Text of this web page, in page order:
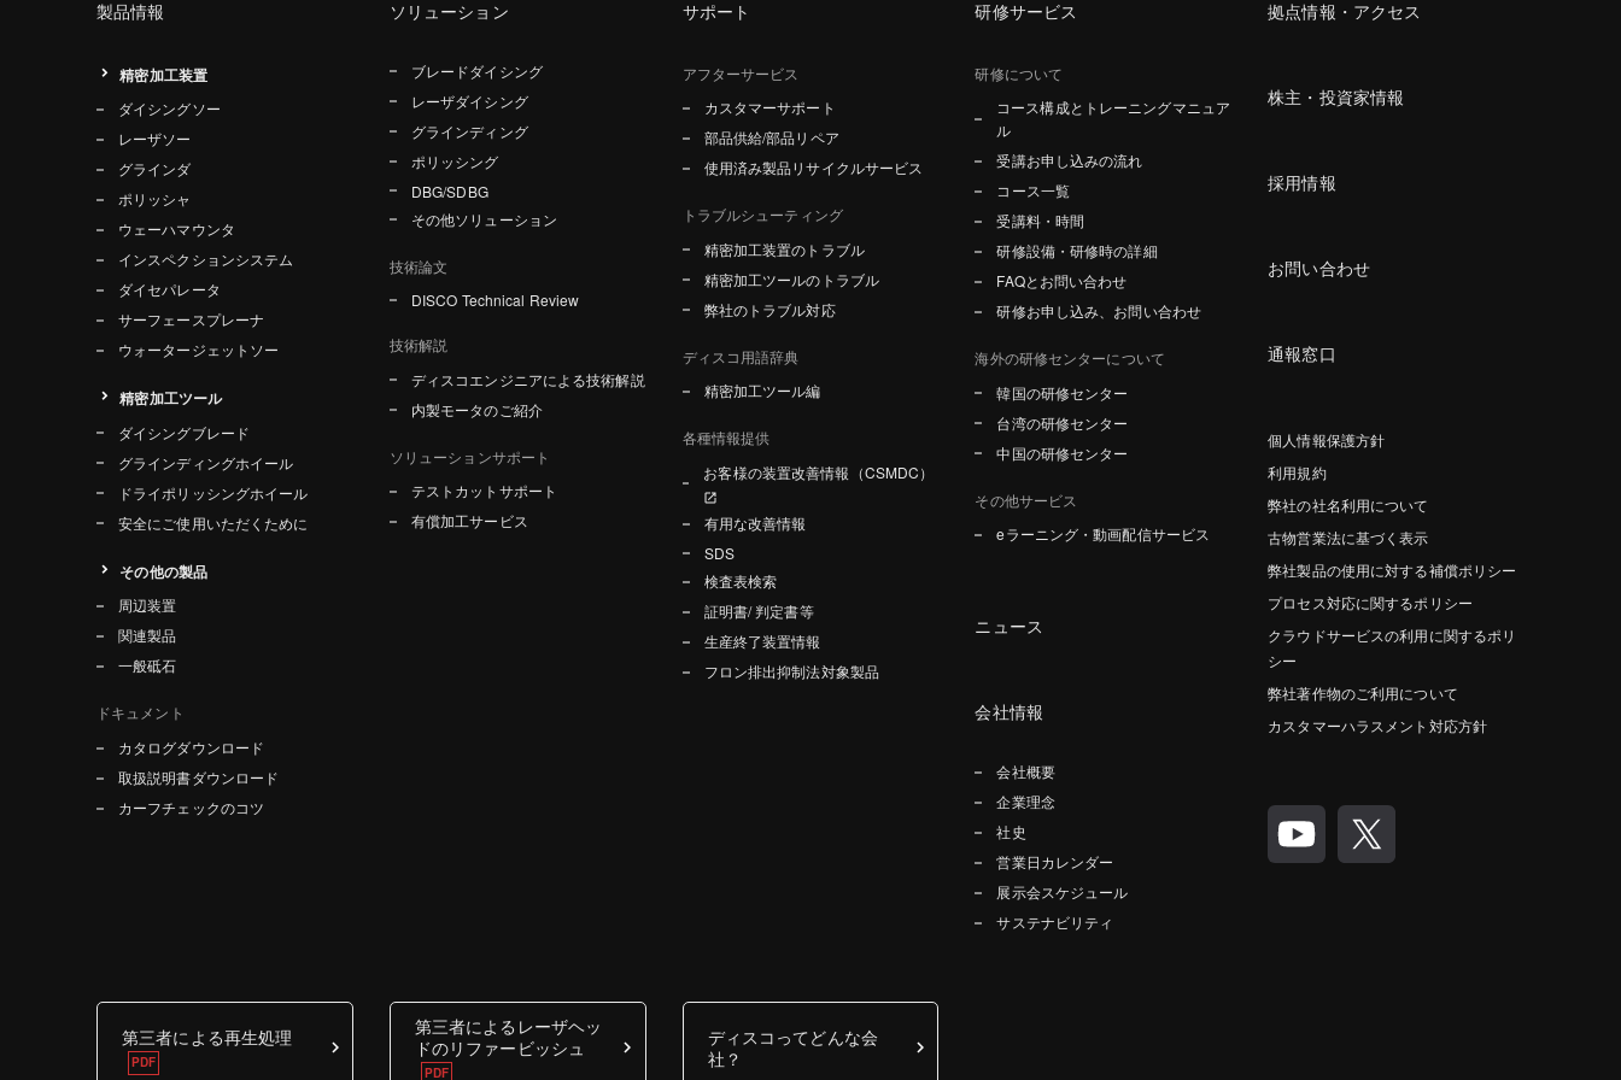
製品情報
精密加工装置
ダイシングソー
レーザソー
グラインダ
ポリッシャ
ウェーハマウンタ
インスペクションシステム
ダイセパレータ
サーフェースプレーナ
ウォータージェットソー
精密加工ツール
ダイシングブレード
グラインディングホイール
ドライポリッシングホイール
安全にご使用いただくために
その他の製品
周辺装置
関連製品
一般砥石
ドキュメント
カタログダウンロード
取扱説明書ダウンロード
カーフチェックのコツ
ソリューション
ブレードダイシング
レーザダイシング
グラインディング
ポリッシング
DBG/SDBG
その他ソリューション
技術論文
DISCO Technical Review
技術解説
ディスコエンジニアによる技術解説
内製モータのご紹介
ソリューションサポート
テストカットサポート
有償加工サービス
サポート
アフターサービス
カスタマーサポート
部品供給/部品リペア
使用済み製品リサイクルサービス
トラブルシューティング
精密加工装置のトラブル
精密加工ツールのトラブル
弊社のトラブル対応
ディスコ用語辞典
精密加工ツール編
各種情報提供
お客様の装置改善情報（CSMDC）
有用な改善情報
SDS
検査表検索
証明書/ 判定書等
生産終了装置情報
フロン排出抑制法対象製品
研修サービス
研修について
コース構成とトレーニングマニュア
ル
受講お申し込みの流れ
コース一覧
受講料・時間
研修設備・研修時の詳細
FAQとお問い合わせ
研修お申し込み、お問い合わせ
海外の研修センターについて
韓国の研修センター
台湾の研修センター
中国の研修センター
その他サービス
eラーニング・動画配信サービス
ニュース
会社情報
会社概要
企業理念
社史
営業日カレンダー
展示会スケジュール
サステナビリティ
拠点情報・アクセス
株主・投資家情報
採用情報
お問い合わせ
通報窓口
個人情報保護方針
利用規約
弊社の社名利用について
古物営業法に基づく表示
弊社製品の使用に対する補償ポリシー
プロセス対応に関するポリシー
クラウドサービスの利用に関するポリ
シー
弊社著作物のご利用について
カスタマーハラスメント対応方針
第三者による再生処理
第三者によるレーザヘッ
ドのリファービッシュ
ディスコってどんな会
社？